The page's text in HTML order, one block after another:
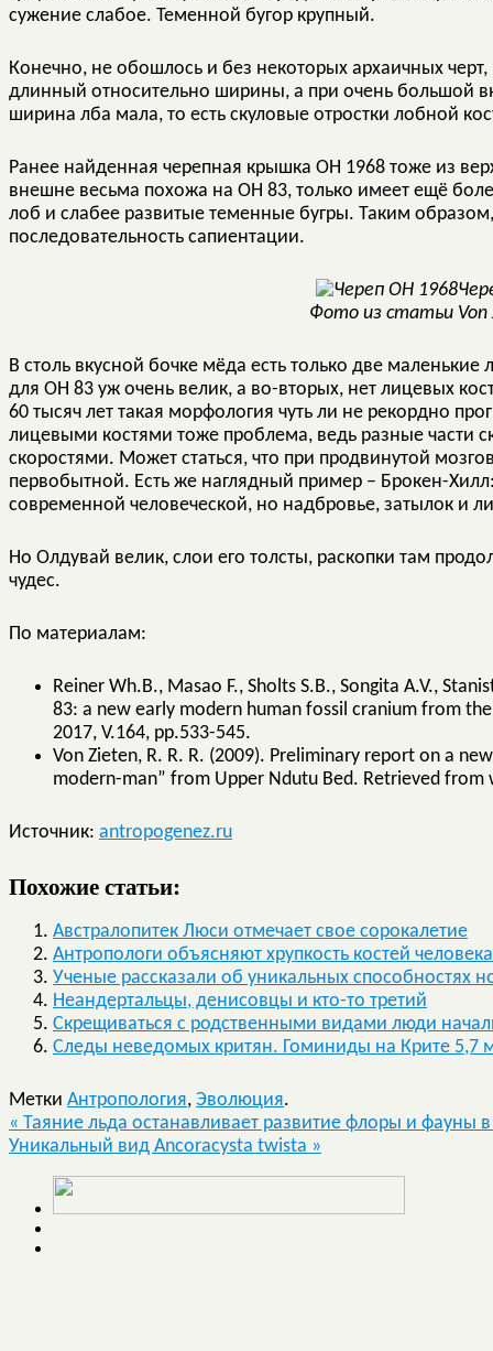
сужение слабое. Теменной бугор крупный.
Конечно, не обошлось и без некоторых архаичных
длинный относительно ширины, а при очень большой
ширина лба мала, то есть скуловые отростки лобной
Ранее найденная черепная крышка OH 1968 тоже из
внешне весьма похожа на OH 83, только имеет ещё
лоб и слабее развитые теменные бугры. Таким
последовательность сапиентации.
Фото из статьи Von
В столь вкусной бочке мёда есть только две
для OH 83 уж очень велик, а во-вторых, нет лицевых
60 тысяч лет такая морфология чуть ли не рекордно
лицевыми костями тоже проблема, ведь разные части
скоростями. Может статься, что при продвинутой
первобытной. Есть же наглядный пример – Брокен-
современной человеческой, но надбровье, затылок и
Но Олдувай велик, слои его толсты, раскопки там
чудес.
По материалам:
Reiner Wh.B., Masao F., Sholts S.B., Songita A.V.,
83: a new early modern human fossil cranium from
2017, V.164, pp.533-545.
Von Zieten, R. R. R. (2009). Preliminary report on a
modern-man” from Upper Ndutu Bed. Retrieved
Источник: antropogenez.ru
Похожие статьи:
Австралопитек Люси отмечает свое сорокалетие
Антропологи объясняют хрупкость костей
Ученые рассказали об уникальных способностях
Неандертальцы, денисовцы и кто-то третий
Скрещиваться с родственными видами люди
Следы неведомых критян. Гоминиды на Крите 5,7
Метки Антропология, Эволюция.
« Таяние льда останавливает развитие флоры и фауны в
Уникальный вид Ancoracysta twista »